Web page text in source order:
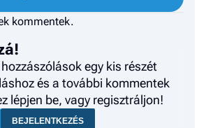
kommentek.
egy kis részét
és a további kommentek
lépjen be, vagy regisztráljon!
BEJELENTKEZÉS